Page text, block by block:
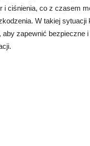
i ciśnienia, co z czasem
W takiej sytuacji
zapewnić bezpieczne